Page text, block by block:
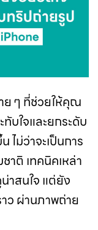
ย ๆ ที่ช่วยให้คุณ
บใจและยกระดับ
ม่ว่าจะเป็นการ
าติ เทคนิคเหล่า
าสนใจ แต่ยัง
ว ผ่านภาพถ่าย